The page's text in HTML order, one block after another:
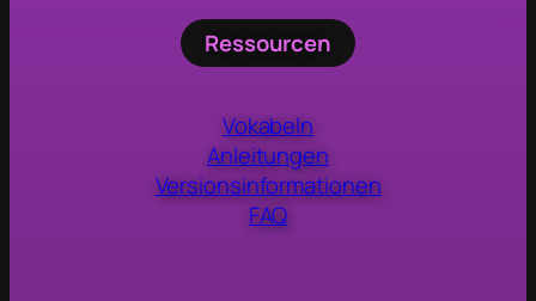
Ressourcen
Vokabeln
Anleitungen
Versionsinformationen
FAQ